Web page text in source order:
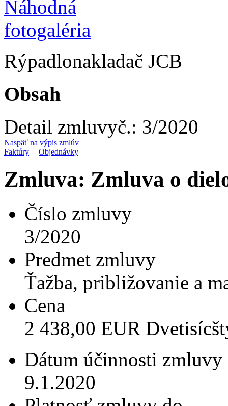
Rýpadlonakladač JCB
Obsah
Detail zmluvyč.: 3/2020
Naspäť na výpis zmlúv
Faktúry | Objednávky
Zmluva: Zmluva o
Číslo zmluvy
3/2020
Predmet zmluvy
Ťažba, približovanie a
Cena
2 438,00 EUR
Dátum účinnosti zmluvy
9.1.2020